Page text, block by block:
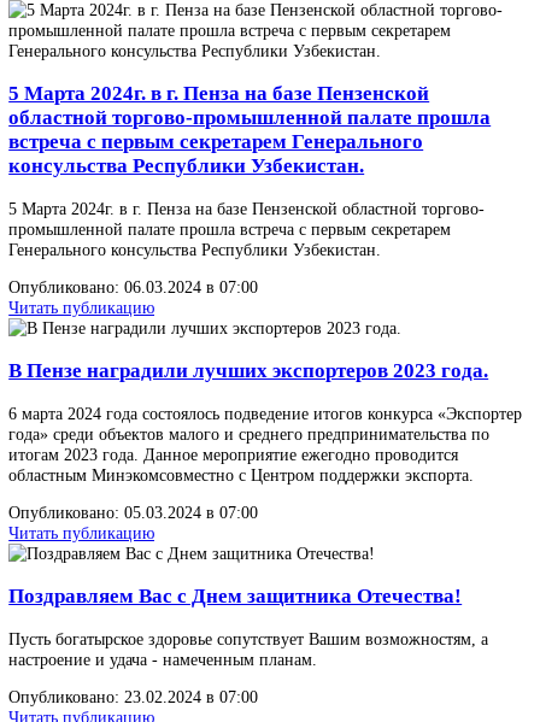
рамках Недели пензенского предпринимательства в
зале «Пенза» состоялся Форум предпринимателей Пензенской
Опубликовано: 24.05.2024 в 12:10
Читать публикацию
С 22 по 24 апреля прошла Международной
промышленной выставке «Иннопром.
Азия»
Делегация Пензенской области во главе с министром
Республики Узбекистан город Ташкент для участия в IV
Азия».
Опубликовано: 18.04.2024 в 15:00
Читать публикацию
С Международным Женским Днем!
Уважаемые коллеги, поздравляю вас с 8 Марта! Желаем
Опубликовано: 08.03.2024 в 07:00
Читать публикацию